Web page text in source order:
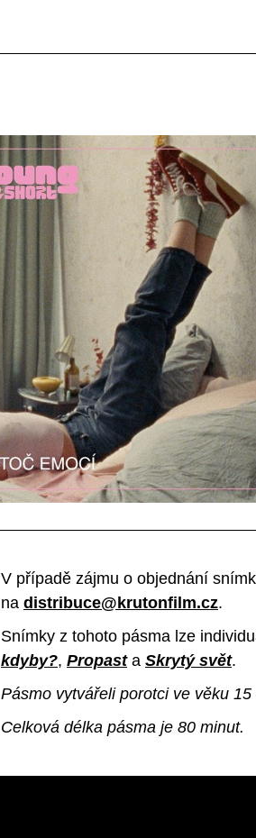
V případě zájmu o objednání
na distribuce@krutonfilm.cz.
Snímky z tohoto pásma lze
kdyby?, Propast a Skrytý svět.
Pásmo vytvářeli porotci ve věku
Celková délka pásma je 80 minut.